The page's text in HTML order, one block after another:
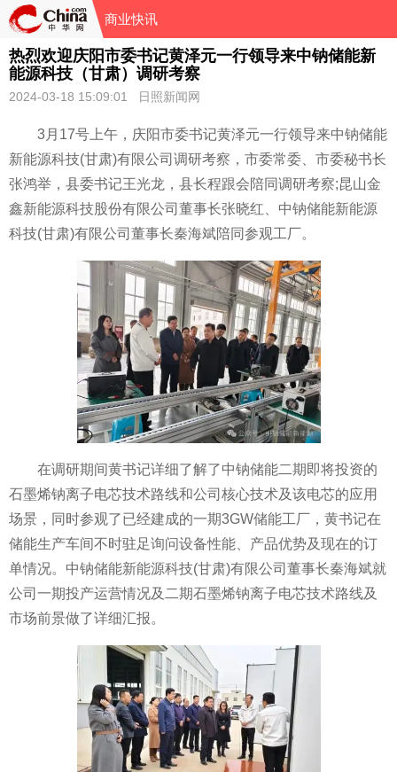
商业快讯
热烈欢迎庆阳市委书记黄泽元一行领导来中钠储能新
能源科技（甘肃）调研考察
2024-03-18 15:09:01 日照新闻网
3月17号上午，庆阳市委书记黄泽元一行领导来中钠储能
新能源科技(甘肃)有限公司调研考察，市委常委、市委秘书长
张鸿举，县委书记王光龙，县长程跟会陪同调研考察;昆山金
鑫新能源科技股份有限公司董事长张晓红、中钠储能新能源
科技(甘肃)有限公司董事长秦海斌陪同参观工厂。
在调研期间黄书记详细了解了中钠储能二期即将投资的
石墨烯钠离子电芯技术路线和公司核心技术及该电芯的应用
场景，同时参观了已经建成的一期3GW储能工厂，黄书记在
储能生产车间不时驻足询问设备性能、产品优势及现在的订
单情况。中钠储能新能源科技(甘肃)有限公司董事长秦海斌就
公司一期投产运营情况及二期石墨烯钠离子电芯技术路线及
市场前景做了详细汇报。